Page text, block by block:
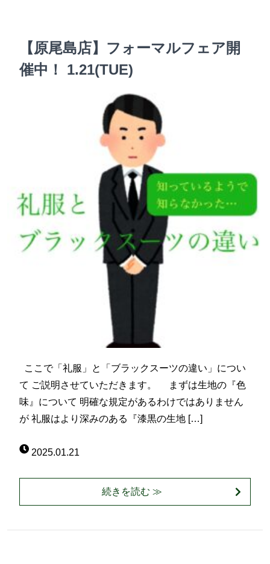
【原尾島店】フォーマルフェア開
催中！ 1.21(TUE)
ここで「礼服」と「ブラックスーツの違い」につい
て ご説明させていただきます。 まずは生地の『色
味』について 明確な規定があるわけではありません
が 礼服はより深みのある『漆黒の生地 […]
2025.01.21
続きを読む ≫